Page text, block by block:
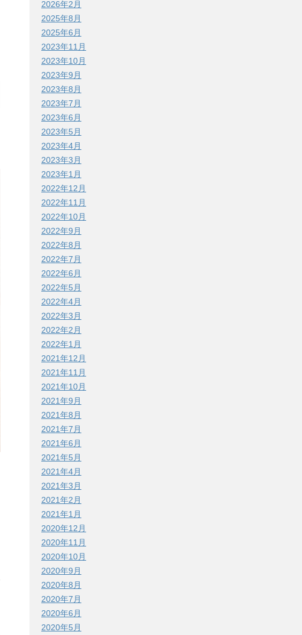
2026年2月
2025年8月
2025年6月
2023年11月
2023年10月
2023年9月
2023年8月
2023年7月
2023年6月
2023年5月
2023年4月
2023年3月
2023年1月
2022年12月
2022年11月
2022年10月
2022年9月
2022年8月
2022年7月
2022年6月
2022年5月
2022年4月
2022年3月
2022年2月
2022年1月
2021年12月
2021年11月
2021年10月
2021年9月
2021年8月
2021年7月
2021年6月
2021年5月
2021年4月
2021年3月
2021年2月
2021年1月
2020年12月
2020年11月
2020年10月
2020年9月
2020年8月
2020年7月
2020年6月
2020年5月